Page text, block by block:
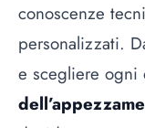
conoscenze
personalizzati.
e scegliere ogni